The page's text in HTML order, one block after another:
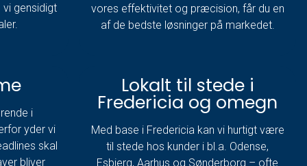
gensidigt
vores effektivitet og præcision, får du en
af de bedste løsninger på markedet.
i
yder vi
skal
bliver
Lokalt til stede i
Fredericia og omegn
Med base i Fredericia kan vi hurtigt være
til stede hos kunder i bl.a. Odense,
Esbjerg, Aarhus og Sønderborg – ofte